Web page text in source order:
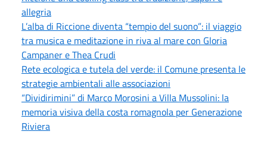
allegria
L’alba di Riccione diventa “tempio del suono”: il viaggio
tra musica e meditazione in riva al mare con Gloria
Campaner e Thea Crudi
Rete ecologica e tutela del verde: il Comune presenta le
strategie ambientali alle associazioni
“Dividirimini” di Marco Morosini a Villa Mussolini: la
memoria visiva della costa romagnola per Generazione
Riviera